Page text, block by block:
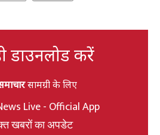
डाउनलोड करें
सामग्री के लिए
Live - Official App
खबरों का अपडेट